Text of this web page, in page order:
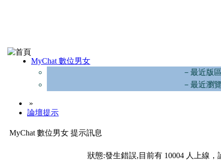
MyChat 數位男女
－最近版
－最近瀏
»
論壇提示
MyChat 數位男女 提示訊息
狀態:發生錯誤,目前有 10004 人上線